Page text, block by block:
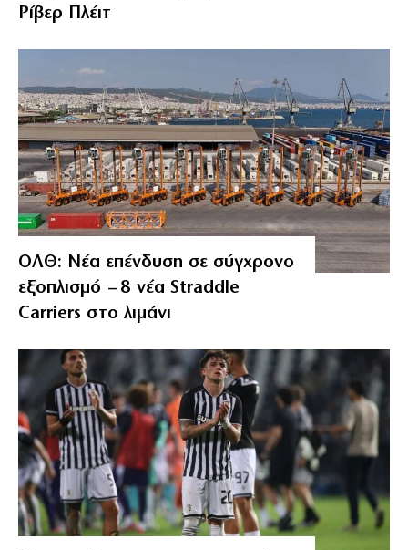
Ρίβερ Πλέιτ
ΟΛΘ: Νέα επένδυση σε σύγχρονο
εξοπλισμό – 8 νέα Straddle
Carriers στο λιμάνι